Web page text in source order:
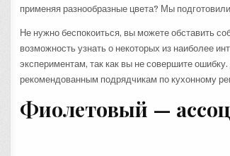
применяя разнообразные цвета? Мы
Не нужно беспокоиться, вы можете обставить
возможность узнать о некоторых из наиболее
экспериментам, так как вы не совершите
рекомендованным подрядчикам по кухонному
Фиолетовый —